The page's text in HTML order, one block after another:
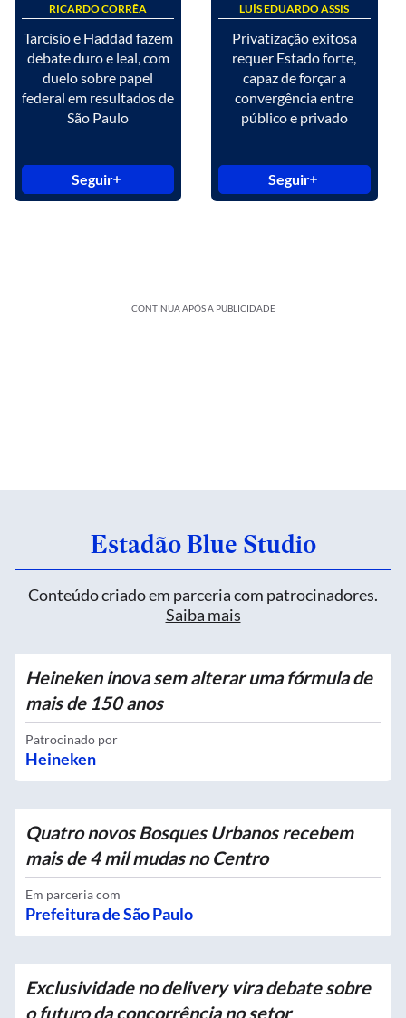
RICARDO CORRÊA
Tarcísio e Haddad fazem
debate duro e leal, com
duelo sobre papel
federal em resultados de
São Paulo
Seguir
LUÍS EDUARDO ASSIS
Privatização exitosa
requer Estado forte,
capaz de forçar a
convergência entre
público e privado
Seguir
CONTINUA APÓS A PUBLICIDADE
Estadão Blue Studio
Conteúdo criado em parceria com patrocinadores.
Saiba mais
Heineken inova sem alterar uma fórmula de
mais de 150 anos
Patrocinado por
Heineken
Quatro novos Bosques Urbanos recebem
mais de 4 mil mudas no Centro
Em parceria com
Prefeitura de São Paulo
Exclusividade no delivery vira debate sobre
o futuro da concorrência no setor